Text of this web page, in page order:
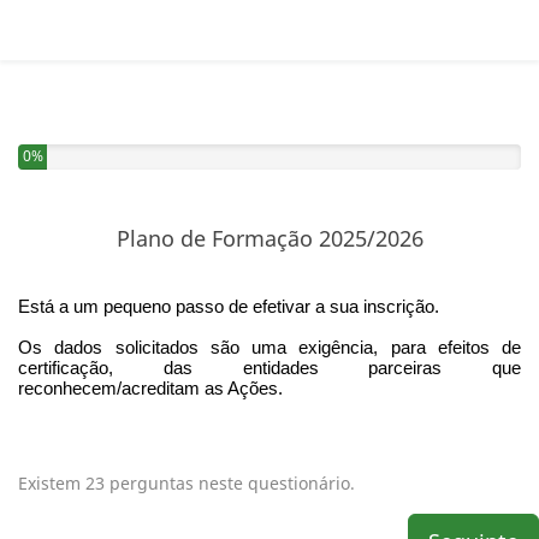
Completou 0% do inquérito
0%
Plano de Formação 2025/2026
Está a um pequeno passo de efetivar a sua inscrição.
Os dados solicitados são uma exigência, para efeitos de
certificação, das entidades parceiras que
reconhecem/acreditam as Ações.
Existem 23 perguntas neste questionário.